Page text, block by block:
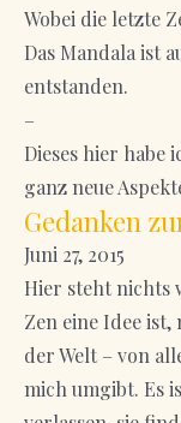
Wobei die letzte
Das Mandala ist
entstanden.
–
Dieses hier habe
ganz neue
Gedanken
Juni 27, 2015
Hier steht nichts
Zen eine Idee
der Welt – von
mich umgibt. Es